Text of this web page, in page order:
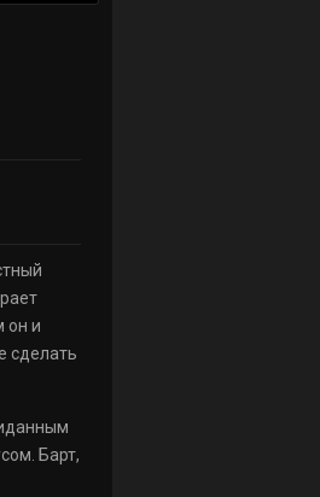
он и
сделать
Барт,